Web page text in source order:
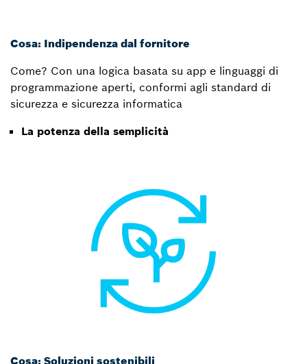
Cosa: Indipendenza dal fornitore
Come? Con una logica basata su app e linguaggi di
programmazione aperti, conformi agli standard di
sicurezza e sicurezza informatica
La potenza della semplicità
Cosa: Soluzioni sostenibili